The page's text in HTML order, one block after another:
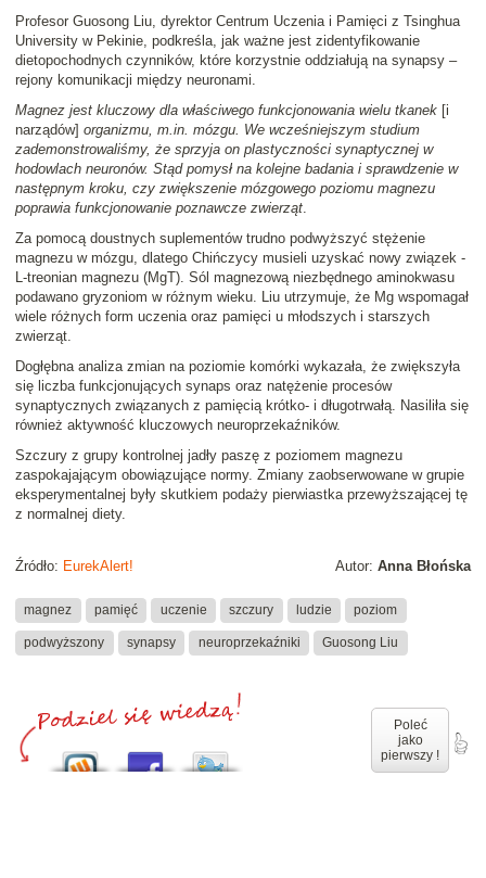
Profesor Guosong Liu, dyrektor Centrum Uczenia i Pamięci z Tsinghua
University w Pekinie, podkreśla, jak ważne jest zidentyfikowanie
dietopochodnych czynników, które korzystnie oddziałują na synapsy –
rejony komunikacji między neuronami.
Magnez jest kluczowy dla właściwego funkcjonowania wielu tkanek [i
narządów] organizmu, m.in. mózgu. We wcześniejszym studium
zademonstrowaliśmy, że sprzyja on plastyczności synaptycznej w
hodowlach neuronów. Stąd pomysł na kolejne badania i sprawdzenie w
następnym kroku, czy zwiększenie mózgowego poziomu magnezu
poprawia funkcjonowanie poznawcze zwierząt
Za pomocą doustnych suplementów trudno podwyższyć stężenie
magnezu w mózgu, dlatego Chińczycy musieli uzyskać nowy związek -
L-treonian magnezu (MgT). Sól magnezową niezbędnego aminokwasu
podawano gryzoniom w różnym wieku. Liu utrzymuje, że Mg wspomagał
wiele różnych form uczenia oraz pamięci u młodszych i starszych
zwierząt.
Dogłębna analiza zmian na poziomie komórki wykazała, że zwiększyła
się liczba funkcjonujących synaps oraz natężenie procesów
synaptycznych związanych z pamięcią krótko- i długotrwałą. Nasiliła się
również aktywność kluczowych neuroprzekaźników.
Szczury z grupy kontrolnej jadły paszę z poziomem magnezu
zaspokajającym obowiązujące normy. Zmiany zaobserwowane w grupie
eksperymentalnej były skutkiem podaży pierwiastka przewyższającej tę
z normalnej diety.
Autor: Anna Błońska
Źródło: EurekAlert!
magnez pamięć uczenie szczury ludzie poziom
podwyższony synapsy neuroprzekaźniki Guosong Liu
Poleć
jako
pierwszy !